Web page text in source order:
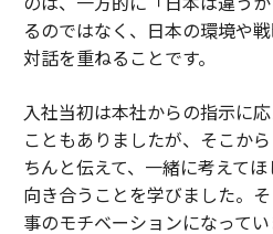
るのではなく、日本の環境や
対話を重ねることです。
入社当初は本社からの指示に
こともありましたが、そこか
ちんと伝えて、一緒に考えて
向き合うことを学びました。
事のモチベーションになって